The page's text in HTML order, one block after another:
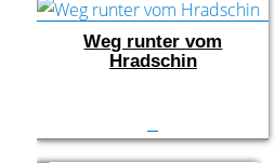
Weg runter vom
Hradschin